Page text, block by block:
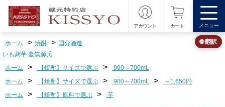
アカウント カート メニュー
ホーム > 焼酎 > 国分酒造
いも麹芋 蔓無源氏
ホーム
> 【焼酎】サイズで選ぶ >
900～700mL
ホーム
> 【焼酎】サイズで選ぶ > 900～700mL >
～1,650円
ホーム
> 【焼酎】原料で選ぶ > 芋
🌐 翻訳